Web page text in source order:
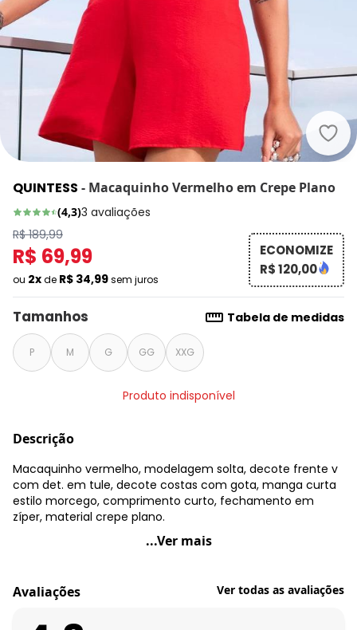
QUINTESS - Macaquinho Vermelho em Crepe Plano
(4,3)3 avaliações
R$ 189,99
R$ 69,99
ou 2xde R$ 34,99sem juros
ECONOMIZE
R$ 120,00
Tamanhos Tabela de medidas
P M G GG XXG
Produto indisponível
Descrição
Macaquinho vermelho, modelagem solta, decote frente v
com det. em tule, decote costas com gota, manga curta
estilo morcego, comprimento curto, fechamento em
zíper, material crepe plano.
Quintess - Macaquinho Vermelho em Crepe Plano
Modelagem: Solta
Decote frente: V
...Ver mais
Avaliações Ver todas as avaliações